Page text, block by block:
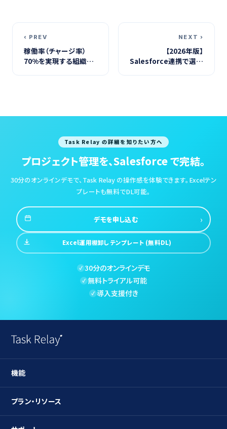
‹ PREV
稼働率（チャージ率）
70%を実現する組織設
NEXT ›
【2026年版】
Salesforce連携で選ぶ
Task Relay の詳細を知りたい方へ
プロジェクト管理を、Salesforce で完結。
30分のオンラインデモで、Task Relay の操作感を体験できます。Excelテン
プレートも無料でDL可能。
デモを申し込む ›
Excel運用棚卸しテンプレート (無料DL)
✓ 30分のオンラインデモ
✓ 無料トライアル可能
✓ 導入支援付き
機能
ガントチャート
タスク管理
プラン・リソース
プラン